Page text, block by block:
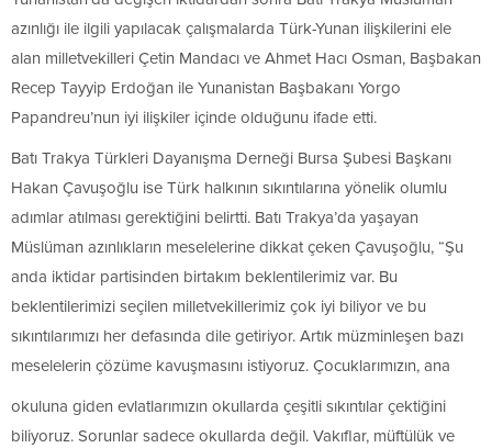
azınlığı ile ilgili yapılacak çalışmalarda Türk-Yunan ilişkilerini ele
alan milletvekilleri Çetin Mandacı ve Ahmet Hacı Osman, Başbakan
Recep Tayyip Erdoğan ile Yunanistan Başbakanı Yorgo
Papandreu’nun iyi ilişkiler içinde olduğunu ifade etti.
Batı Trakya Türkleri Dayanışma Derneği Bursa Şubesi Başkanı
Hakan Çavuşoğlu ise Türk halkının sıkıntılarına yönelik olumlu
adımlar atılması gerektiğini belirtti. Batı Trakya’da yaşayan
Müslüman azınlıkların meselelerine dikkat çeken Çavuşoğlu, “Şu
anda iktidar partisinden birtakım beklentilerimiz var. Bu
beklentilerimizi seçilen milletvekillerimiz çok iyi biliyor ve bu
sıkıntılarımızı her defasında dile getiriyor. Artık müzminleşen bazı
meselelerin çözüme kavuşmasını istiyoruz. Çocuklarımızın, ana
okuluna giden evlatlarımızın okullarda çeşitli sıkıntılar çektiğini
biliyoruz. Sorunlar sadece okullarda değil. Vakıflar, müftülük ve